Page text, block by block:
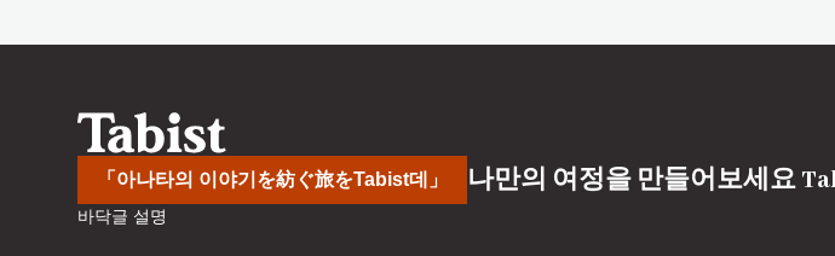
「아나타의 이야기を紡ぐ旅をTabist데」 나만의 여정을 만들어보세요
바닥글 설명